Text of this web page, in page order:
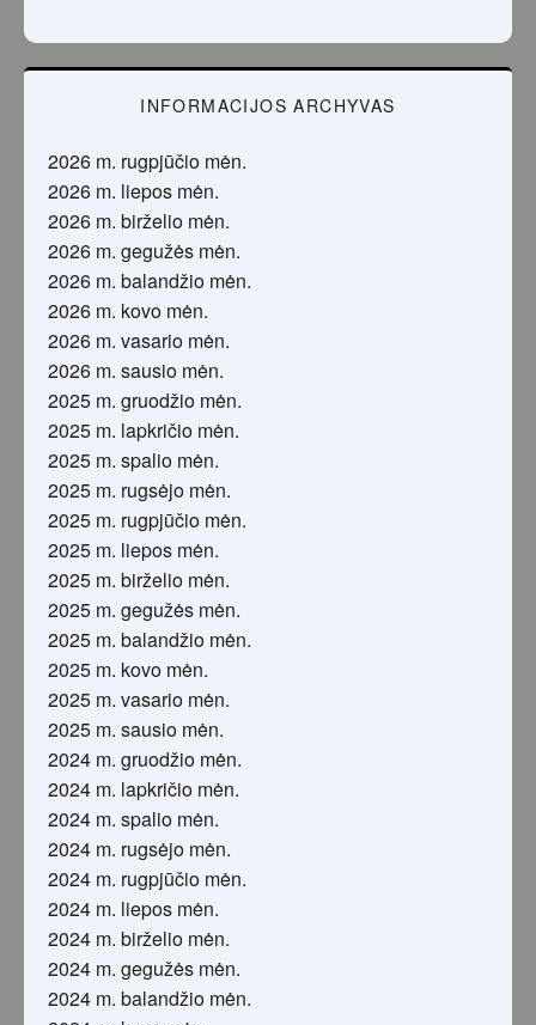
INFORMACIJOS ARCHYVAS
2026 m. rugpjūčio mėn.
2026 m. liepos mėn.
2026 m. birželio mėn.
2026 m. gegužės mėn.
2026 m. balandžio mėn.
2026 m. kovo mėn.
2026 m. vasario mėn.
2026 m. sausio mėn.
2025 m. gruodžio mėn.
2025 m. lapkričio mėn.
2025 m. spalio mėn.
2025 m. rugsėjo mėn.
2025 m. rugpjūčio mėn.
2025 m. liepos mėn.
2025 m. birželio mėn.
2025 m. gegužės mėn.
2025 m. balandžio mėn.
2025 m. kovo mėn.
2025 m. vasario mėn.
2025 m. sausio mėn.
2024 m. gruodžio mėn.
2024 m. lapkričio mėn.
2024 m. spalio mėn.
2024 m. rugsėjo mėn.
2024 m. rugpjūčio mėn.
2024 m. liepos mėn.
2024 m. birželio mėn.
2024 m. gegužės mėn.
2024 m. balandžio mėn.